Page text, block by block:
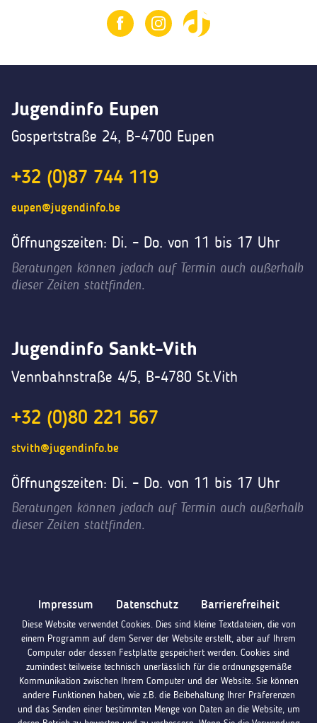
Jugendinfo Eupen
Gospertstraße 24, B-4700 Eupen
+32 (0)87 744 119
eupen@jugendinfo.be
Öffnungszeiten: Di. – Do. von 11 bis 17 Uhr
Beratungen können jedoch auf Termin auch außerhalb
dieser Zeiten stattfinden.
Jugendinfo Sankt-Vith
Vennbahnstraße 4/5, B-4780 St.Vith
+32 (0)80 221 567
stvith@jugendinfo.be
Öffnungszeiten: Di. – Do. von 11 bis 17 Uhr
Beratungen können jedoch auf Termin auch außerhalb
dieser Zeiten stattfinden.
Impressum Datenschutz Barrierefreiheit
Diese Website verwendet Cookies. Dies sind kleine Textdateien, die von
einem Programm auf dem Server der Website erstellt, aber auf Ihrem
Computer oder dessen Festplatte gespeichert werden. Cookies sind
zumindest teilweise technisch unerlässlich für die ordnungsgemäße
Kommunikation zwischen Ihrem Computer und der Website. Sie können
andere Funktionen haben, wie z.B. die Beibehaltung Ihrer Präferenzen
und das Senden einer bestimmten Menge von Daten an die Website, um